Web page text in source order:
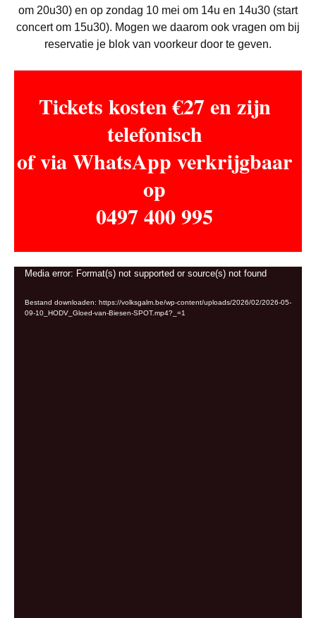
om 20u30) en op zondag 10 mei om 14u en 14u30 (start
concert om 15u30). Mogen we daarom ook vragen om bij
reservatie je blok van voorkeur door te geven.
Tickets kosten €27 en zijn
telefonisch
of via WhatsApp verkrijgbaar
op
0497 400 995
Videospeler
Media error: Format(s) not supported or source(s) not found
Bestand downloaden: https://volksgalm.be/wp-content/uploads/2026/02/2026-05-
09-10_HODV_Gloed-van-Biesen-SPOT.mp4?_=1